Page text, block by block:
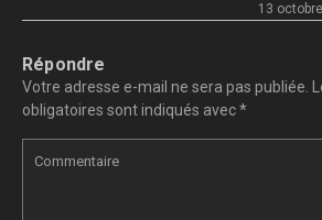
13
Répondre
Votre adresse e-mail ne sera pas publiée.
obligatoires sont indiqués avec*